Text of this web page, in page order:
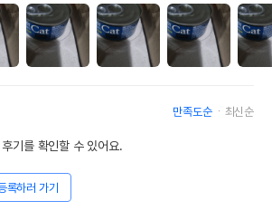
만족도순 최신순
기를 확인할 수 있어요.
록하러 가기